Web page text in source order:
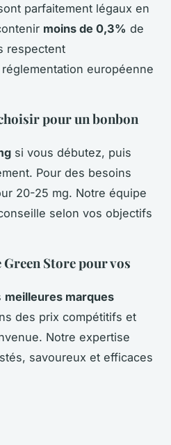
parfaitement légaux en
moins de 0,3% de
respectent
européenne
pour un bonbon
si vous débutez, puis
Pour des besoins
20-25 mg. Notre équipe
selon vos objectifs
Store pour vos
meilleures marques
des prix compétitifs et
Notre expertise
savoureux et efficaces